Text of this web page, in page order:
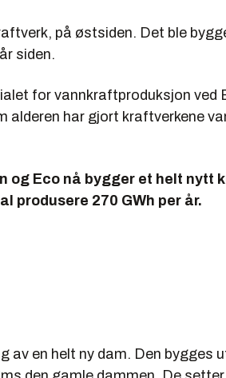
på østsiden. Det ble
siden.
for vannkraftproduksjon ved
har gjort kraftverkene
og Eco nå bygger et helt nytt
produsere 270 GWh per år.
av en helt ny dam. Den bygges